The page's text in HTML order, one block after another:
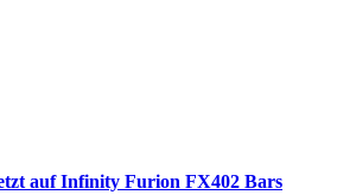
auf Infinity Furion FX402 Bars